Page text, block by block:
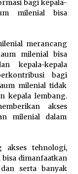
bagi kepala-
milenial bisa
merancang
milenial bisa
kepala-kepala
bagi
milenial tidak
kepala lembang.
akses
milenial dalam
akses tehnologi,
dimanfaatkan
serta banyak